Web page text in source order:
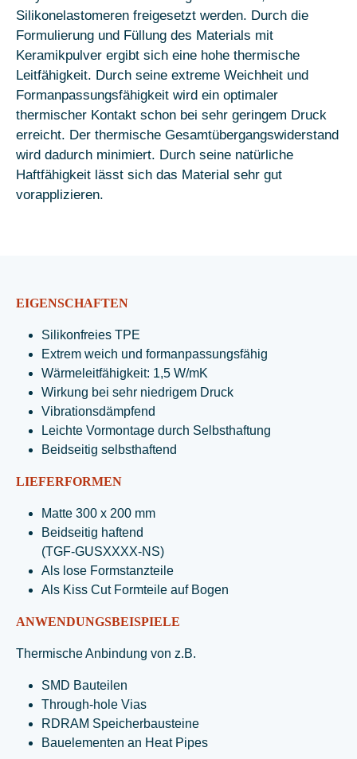
Silikonelastomeren freigesetzt werden. Durch die
Formulierung und Füllung des Materials mit
Keramikpulver ergibt sich eine hohe thermische
Leitfähigkeit. Durch seine extreme Weichheit und
Formanpassungsfähigkeit wird ein optimaler
thermischer Kontakt schon bei sehr geringem Druck
erreicht. Der thermische Gesamtübergangswiderstand
wird dadurch minimiert. Durch seine natürliche
Haftfähigkeit lässt sich das Material sehr gut
vorapplizieren.
EIGENSCHAFTEN
Silikonfreies TPE
Extrem weich und formanpassungsfähig
Wärmeleitfähigkeit: 1,5 W/mK
Wirkung bei sehr niedrigem Druck
Vibrationsdämpfend
Leichte Vormontage durch Selbsthaftung
Beidseitig selbsthaftend
LIEFERFORMEN
Matte 300 x 200 mm
Beidseitig haftend
(TGF-GUSXXXX-NS)
Als lose Formstanzteile
Als Kiss Cut Formteile auf Bogen
ANWENDUNGSBEISPIELE
Thermische Anbindung von z.B.
SMD Bauteilen
Through-hole Vias
RDRAM Speicherbausteine
Bauelementen an Heat Pipes